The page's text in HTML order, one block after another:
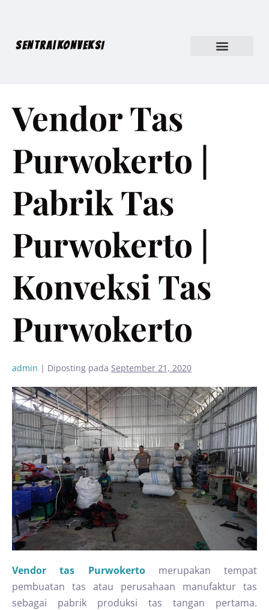
SENTRA|KONVEKSI
Vendor Tas
Purwokerto |
Pabrik Tas
Purwokerto |
Konveksi Tas
Purwokerto
admin | Diposting pada September 21, 2020
Vendor tas Purwokerto
merupakan tempat
pembuatan tas atau perusahaan manufaktur tas
sebagai pabrik produksi tas tangan pertama.